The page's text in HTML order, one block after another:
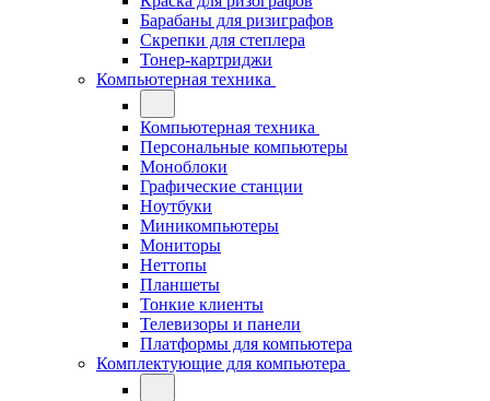
Барабаны для ризиграфов
Скрепки для степлера
Тонер-картриджи
Компьютерная техника
Компьютерная техника
Персональные компьютеры
Моноблоки
Графические станции
Ноутбуки
Миникомпьютеры
Мониторы
Неттопы
Планшеты
Тонкие клиенты
Телевизоры и панели
Платформы для компьютера
Комплектующие для компьютера